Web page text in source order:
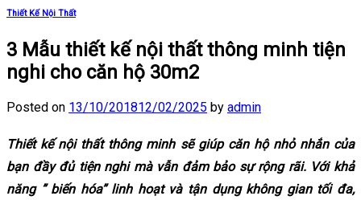
Thiết Kế Nội Thất
3 Mẫu thiết kế nội thất thông minh tiện
nghi cho căn hộ 30m2
Posted on 13/10/201812/02/2025 by admin
Thiết kế nội thất thông minhsẽ giúp căn hộ nhỏ nhắn của
bạn đầy đủ tiện nghi mà vẫn đảm bảo sự rộng rãi. Với khả
năng ” biến hóa” linh hoạt và tận dụng không gian tối đa,